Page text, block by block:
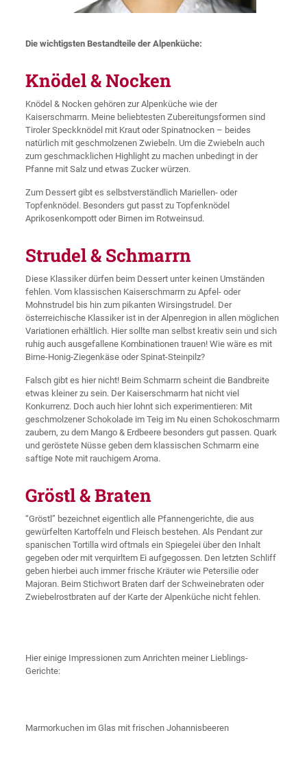
Die wichtigsten Bestandteile der Alpenküche:
Knödel & Nocken
Knödel & Nocken gehören zur Alpenküche wie der
Kaiserschmarrn. Meine beliebtesten Zubereitungsformen sind
Tiroler Speckknödel mit Kraut oder Spinatnocken – beides
natürlich mit geschmolzenen Zwiebeln. Um die Zwiebeln auch
zum geschmacklichen Highlight zu machen unbedingt in der
Pfanne mit Salz und etwas Zucker würzen.
Zum Dessert gibt es selbstverständlich Mariellen- oder
Topfenknödel. Besonders gut passt zu Topfenknödel
Aprikosenkompott oder Birnen im Rotweinsud.
Strudel & Schmarrn
Diese Klassiker dürfen beim Dessert unter keinen Umständen
fehlen. Vom klassischen Kaiserschmarrn zu Apfel- oder
Mohnstrudel bis hin zum pikanten Wirsingstrudel. Der
österreichische Klassiker ist in der Alpenregion in allen möglichen
Variationen erhältlich. Hier sollte man selbst kreativ sein und sich
ruhig auch ausgefallene Kombinationen trauen! Wie wäre es mit
Birne-Honig-Ziegenkäse oder Spinat-Steinpilz?
Falsch gibt es hier nicht! Beim Schmarrn scheint die Bandbreite
etwas kleiner zu sein. Der Kaiserschmarrn hat nicht viel
Konkurrenz. Doch auch hier lohnt sich experimentieren: Mit
geschmolzener Schokolade im Teig im Nu einen Schokoschmarrn
zaubern, zu dem Mango & Erdbeere besonders gut passen. Quark
und geröstete Nüsse geben dem klassischen Schmarrn eine
saftige Note mit rauchigem Aroma.
Gröstl & Braten
“Gröstl” bezeichnet eigentlich alle Pfannengerichte, die aus
gewürfelten Kartoffeln und Fleisch bestehen. Als Pendant zur
spanischen Tortilla wird oftmals ein Spiegelei über den Inhalt
gegeben oder mit verquirltem Ei aufgegossen. Den letzten Schliff
geben hierbei auch immer frische Kräuter wie Petersilie oder
Majoran. Beim Stichwort Braten darf der Schweinebraten oder
Zwiebelrostbraten auf der Karte der Alpenküche nicht fehlen.
Hier einige Impressionen zum Anrichten meiner Lieblings-
Gerichte:
Marmorkuchen im Glas mit frischen Johannisbeeren